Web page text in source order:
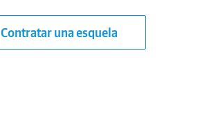
Contratar una esquela